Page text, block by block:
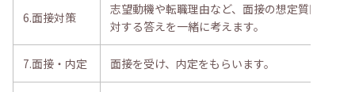
6.面接対策
志望動機や転職理由など、面接の想定質問に
対する答えを一緒に考えます。
7.面接・内定 面接を受け、内定をもらいます。